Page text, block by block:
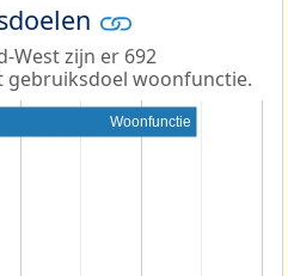
West zijn er 692
woonfunctie.
Woonfunctie